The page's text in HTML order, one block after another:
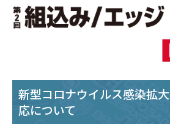
新型コロナウイルス感染拡
応について